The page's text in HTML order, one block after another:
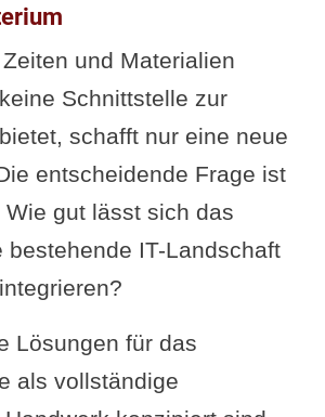
und Materialien
Schnittstelle zur
schafft nur eine neue
entscheidende Frage ist
gut lässt sich das
bestehende IT-Landschaft
Lösungen für das
als vollständige